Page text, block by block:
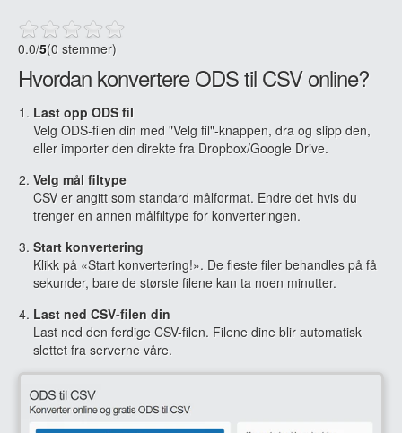
0.0/5(0 stemmer)
Hvordan konvertere ODS til CSV online?
Last opp ODS fil
Velg ODS-filen din med "Velg fil"-knappen, dra og slipp den,
eller importer den direkte fra Dropbox/Google Drive.
Velg mål filtype
CSV er angitt som standard målformat. Endre det hvis du
trenger en annen målfiltype for konverteringen.
Start konvertering
Klikk på «Start konvertering!». De fleste filer behandles på få
sekunder, bare de største filene kan ta noen minutter.
Last ned CSV-filen din
Last ned den ferdige CSV-filen. Filene dine blir automatisk
slettet fra serverne våre.